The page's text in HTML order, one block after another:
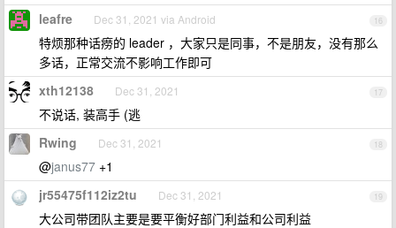
16
leafre Dec 31, 2021 via Android
特烦那种话痨的 leader ，大家只是同事，不是朋友，没有那么
多话，正常交流不影响工作即可
17
xth12138 Dec 31, 2021
不说话, 装高手 (逃
18
Rwing Dec 31, 2021
@janus77 +1
19
jr55475f112iz2tu Dec 31, 2021
大公司带团队主要是要平衡好部门利益和公司利益